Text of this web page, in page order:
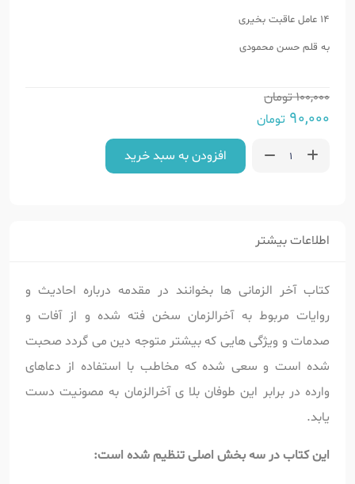
14 عامل عاقبت بخیری
به قلم حسن محمودی
100,000تومان
90,000 تومان
افزودن به سبد خرید
اطلاعات بیشتر
کتاب آخر الزمانی ها بخوانند در مقدمه درباره احادیث و
روایات مربوط به آخرالزمان سخن فته شده و از آفات و
صدمات و ویژگی هایی که بیشتر متوجه دین می گردد صحبت
شده است و سعی شده که مخاطب با استفاده از دعاهای
وارده در برابر این طوفان بلا ی آخرالزمان به مصونیت دست
یابد.
این کتاب در سه بخش اصلی تنظیم شده است: